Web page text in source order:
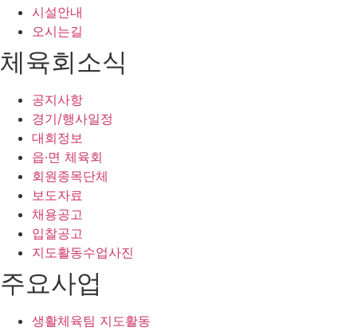
시설안내
오시는길
체육회소식
공지사항
경기/행사일정
대회정보
읍·면 체육회
회원종목단체
보도자료
채용공고
입찰공고
지도활동수업사진
주요사업
생활체육팀 지도활동